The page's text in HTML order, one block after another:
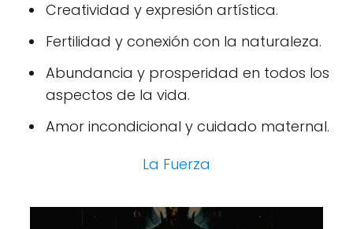
Creatividad y expresión artística.
Fertilidad y conexión con la naturaleza.
Abundancia y prosperidad en todos los
aspectos de la vida.
Amor incondicional y cuidado maternal.
La Fuerza